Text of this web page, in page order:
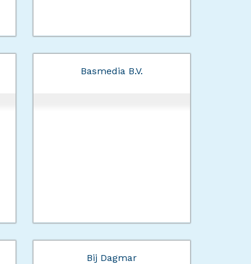
Basmedia B.V.
Bij Dagmar